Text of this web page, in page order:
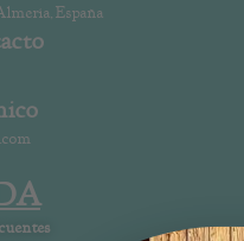
España